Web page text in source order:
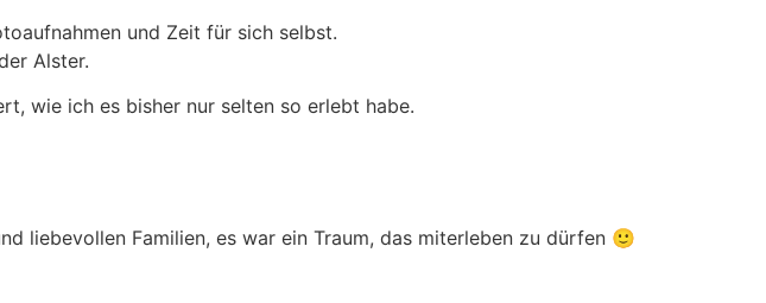
und Zeit für sich selbst.
Alster.
wie ich es bisher nur selten so erlebt habe.
liebevollen Familien, es war ein Traum, das miterleben zu dürfen 🙂